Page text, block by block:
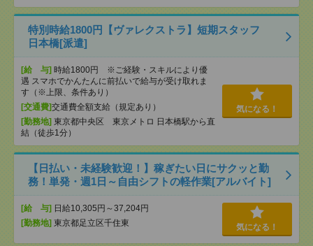
特別時給1800円【ヴァレクストラ】短期スタッフ
日本橋[派遣]
[給 与] 時給1800円 ※ご経験・スキルにより優
遇 スマホでかんたんに前払いで給与が受け取れま
す（※上限、条件あり）
[交通費]交通費全額支給（規定あり）
[勤務地] 東京都中央区 東京メトロ 日本橋駅から直
結（徒歩1分）
気になる！
【日払い・未経験歓迎！】稼ぎたい日にサクッと勤
務！単発・週1日～自由シフトの軽作業[アルバイト]
[給 与] 日給10,305円～37,204円
[勤務地] 東京都足立区千住東 気になる！